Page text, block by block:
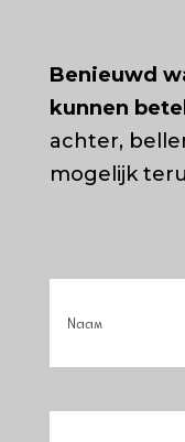
Benieuwd
kunnen
achter,
mogelijk